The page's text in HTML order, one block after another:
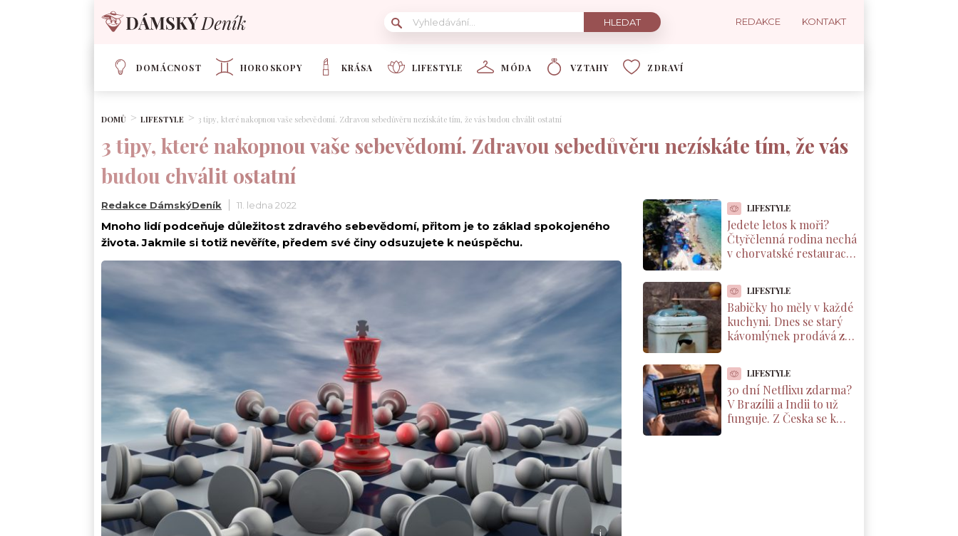
REDAKCE KONTAKT
DOMÁCNOST HOROSKOPY KRÁSA LIFESTYLE MÓDA VZTAHY ZDRAVÍ
DOMŮ LIFESTYLE 3 tipy, které nakopnou vaše sebevědomí. Zdravou sebedůvěru nezískáte tím, že vás budou chválit ostatní
3 tipy, které nakopnou vaše sebevědomí. Zdravou sebedůvěru nezískáte tím, že vás
budou chválit ostatní
Redakce DámskýDeník 11. ledna 2022
Mnoho lidí podceňuje důležitost zdravého sebevědomí, přitom je to základ spokojeného
života. Jakmile si totiž nevěříte, předem své činy odsuzujete k neúspěchu.
i
LIFESTYLE
Jedete letos k moři?
Čtyřčlenná rodina nechá
v chorvatské restauraci
večeři
LIFESTYLE
Babičky ho měly v každé
kuchyni. Dnes se starý
kávomlýnek prodává za
jednou podmínkou
LIFESTYLE
30 dní Netflixu zdarma?
V Brazílii a Indii to už
funguje. Z Česka se k